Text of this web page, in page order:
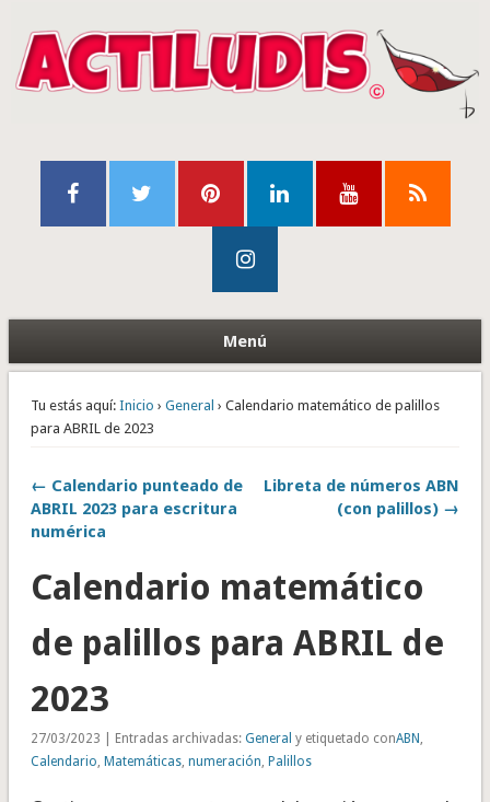
Menú
Tu estás aquí: Inicio › General › Calendario matemático de palillos
para ABRIL de 2023
← Calendario punteado de
ABRIL 2023 para escritura
numérica
Libreta de números ABN
(con palillos) →
Calendario matemático
de palillos para ABRIL de
2023
27/03/2023 | Entradas archivadas: General y etiquetado conABN ,
Calendario, Matemáticas, numeración, Palillos